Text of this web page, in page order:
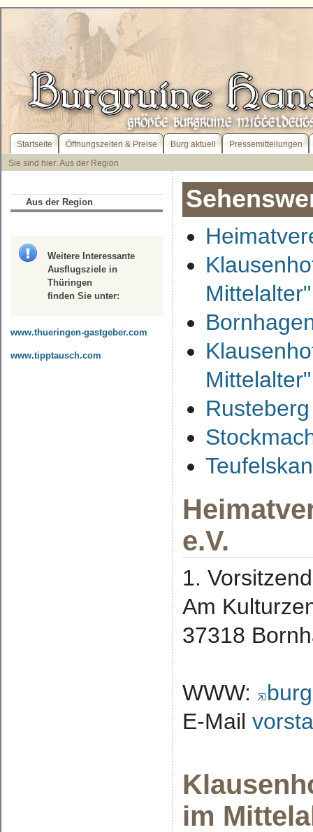
Startseite Öffnungszeiten & Preise Burg aktuell
Pressemitteilungen
Sie sind hier: Aus der Region
Aus der Region
Weitere Interessante
Ausflugsziele in
Thüringen
finden Sie unter:
www.thueringen-gastgeber.com
www.tipptausch.com
Mittelalter"
e.V.
1.
Am
37318
WWW:
E-Mail
im